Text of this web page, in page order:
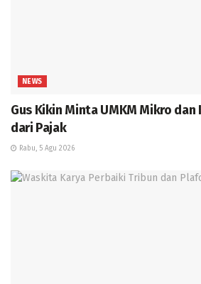
NEWS
Gus Kikin Minta UMKM Mikro dan
dari Pajak
Rabu, 5 Agu 2026